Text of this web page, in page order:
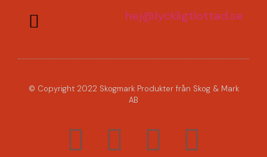
hej@lyckligtlottad.se
© Copyright 2022 Skogmark Produkter från Skog & Mark
AB